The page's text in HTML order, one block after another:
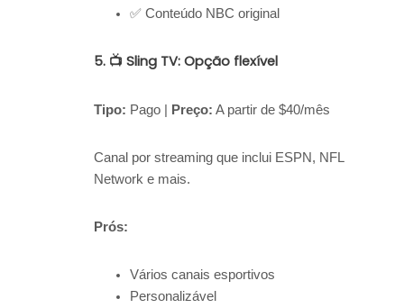
✅ Conteúdo NBC original
5. 📺 Sling TV: Opção flexível
Tipo: Pago | Preço: A partir de $40/mês
Canal por streaming que inclui ESPN, NFL
Network e mais.
Prós:
Vários canais esportivos
Personalizável